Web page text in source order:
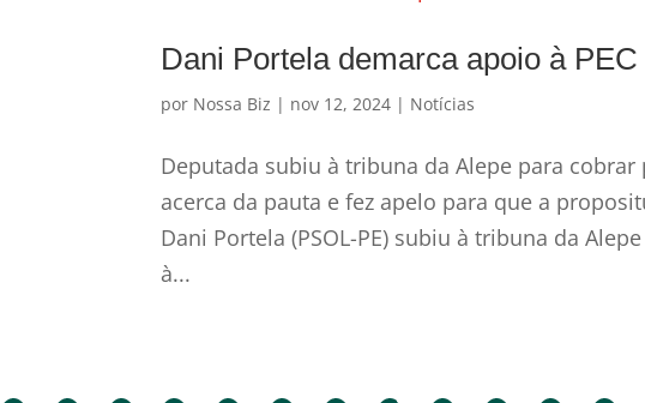
Dani Portela demarca apoio à
por Nossa Biz | nov 12, 2024 | Notícias
Deputada subiu à tribuna da Alepe para
acerca da pauta e fez apelo para que a
Dani Portela (PSOL-PE) subiu à tribuna da
à...